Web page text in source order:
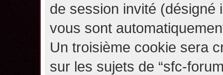
de session invité (désigné
vous sont
Un troisième cookie sera
sur les sujets de “sfc-